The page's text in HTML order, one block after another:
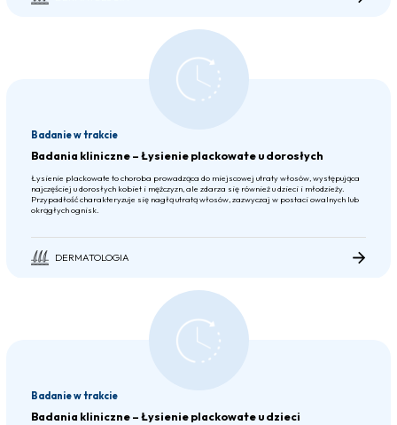
Badanie w trakcie
Badania kliniczne – Łysienie plackowate u dorosłych
Łysienie plackowate to choroba prowadząca do miejscowej utraty włosów, występująca
najczęściej u dorosłych kobiet i mężczyzn, ale zdarza się również u dzieci i młodzieży.
Przypadłość charakteryzuje się nagłą utratą włosów, zazwyczaj w postaci owalnych lub
okrągłych ognisk.
DERMATOLOGIA
Badanie w trakcie
Badania kliniczne – Łysienie plackowate u dzieci